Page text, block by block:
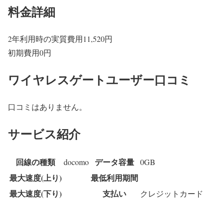
料金詳細
2年利用時の実質費用11,520円
初期費用0円
ワイヤレスゲートユーザー口コミ
口コミはありません。
サービス紹介
回線の種類 docomo データ容量 0GB
最大速度(上り)
最低利用期間
最大速度(下り)
支払い クレジットカード